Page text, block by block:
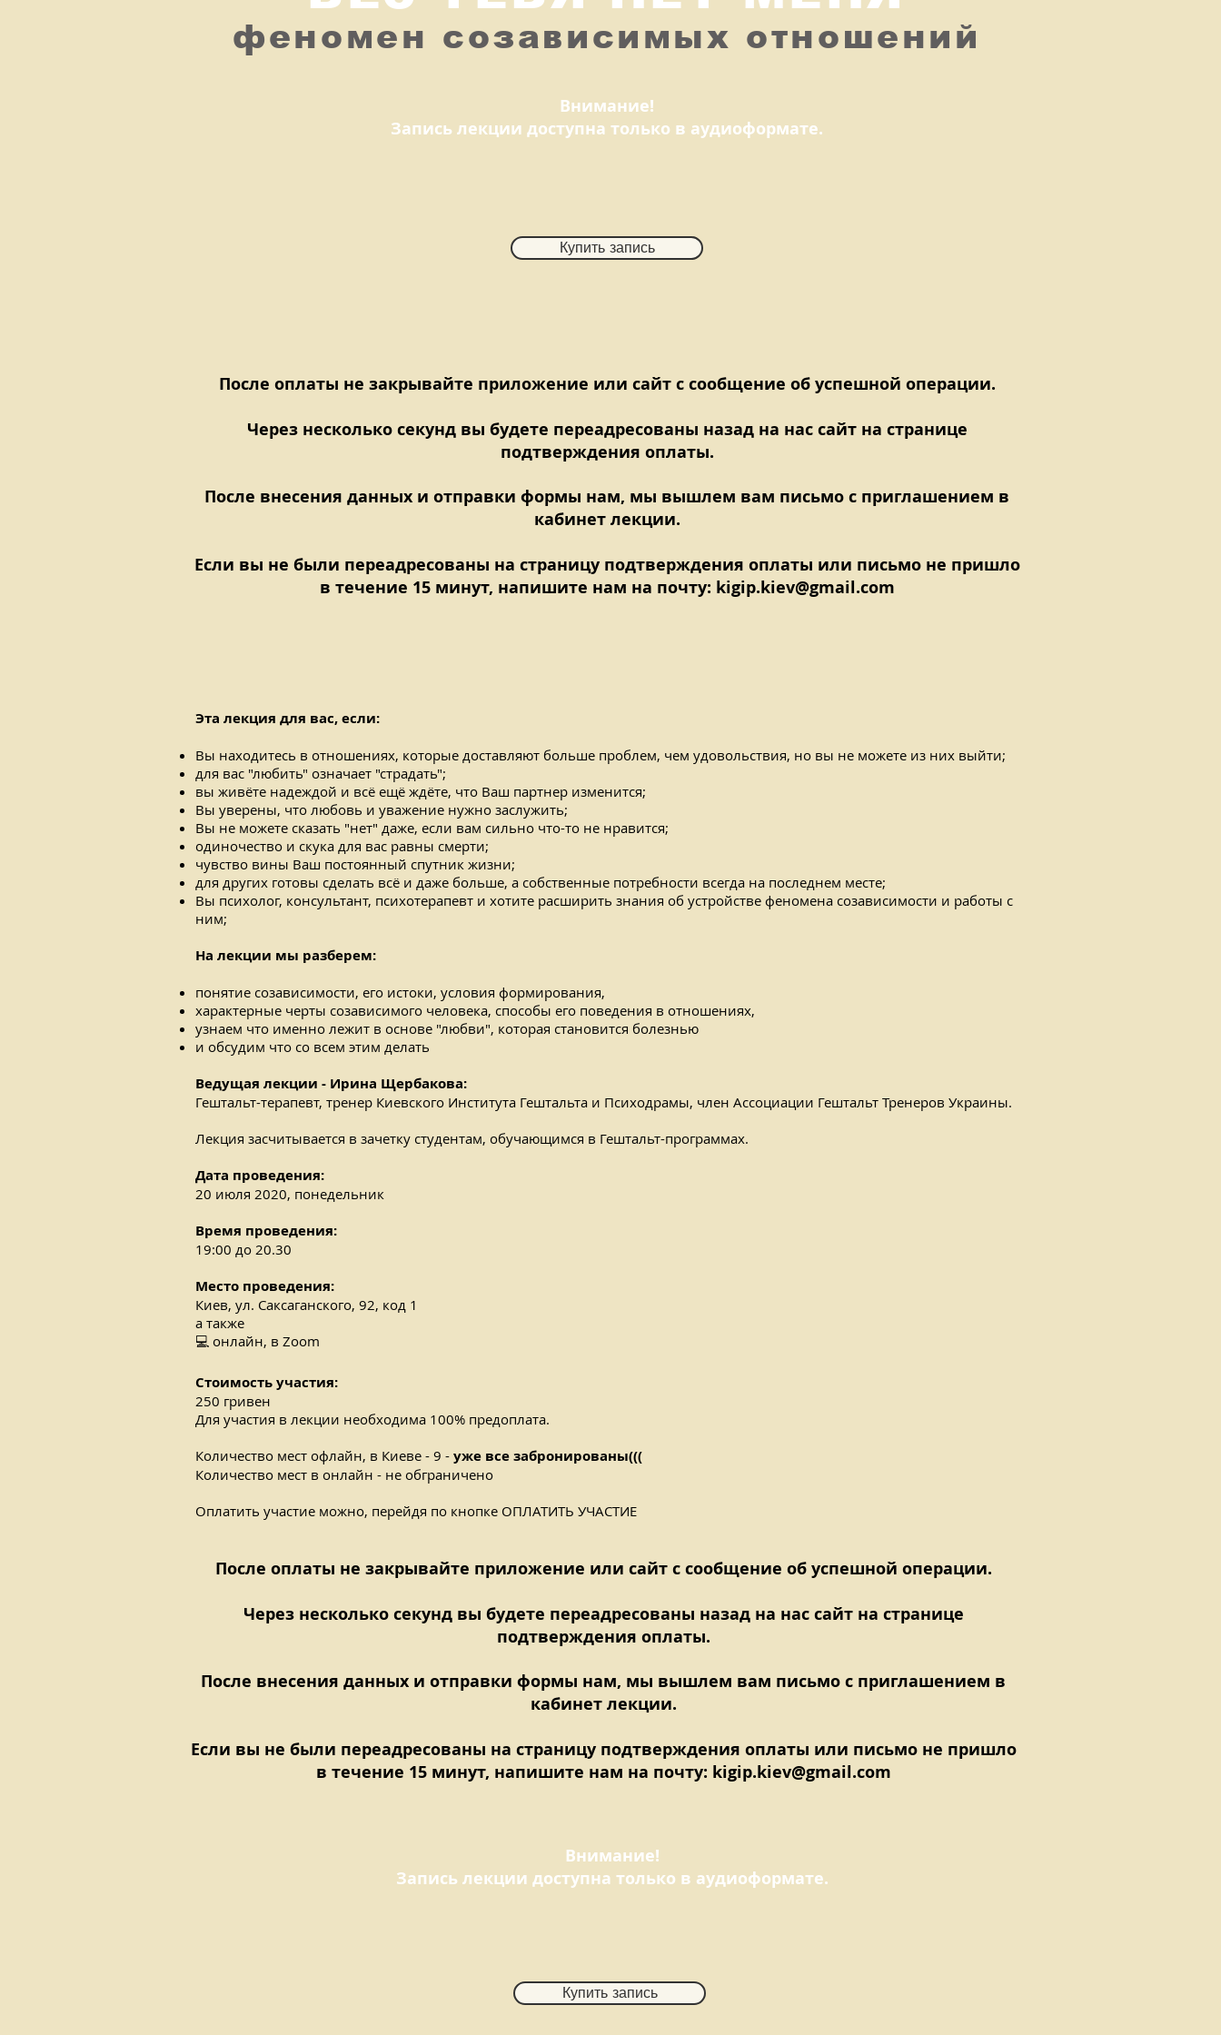
феномен созависимых отношений
Внимание!
Запись лекции доступна только в аудиоформате.
Купить запись
После оплаты не закрывайте приложение или сайт с сообщение об успешной операции.
Через несколько секунд вы будете переадресованы назад на нас сайт на странице
подтверждения оплаты.
После внесения данных и отправки формы нам, мы вышлем вам письмо с приглашением в
кабинет лекции.
Если вы не были переадресованы на страницу подтверждения оплаты или письмо не пришло
в течение 15 минут, напишите нам на почту: kigip.kiev@gmail.com
Эта лекция для вас, если:
Вы находитесь в отношениях, которые доставляют больше проблем, чем удовольствия, но вы не можете из них выйти;
для вас "любить" означает "страдать";
вы живёте надеждой и всё ещё ждёте, что Ваш партнер изменится;
Вы уверены, что любовь и уважение нужно заслужить;
Вы не можете сказать "нет" даже, если вам сильно что-то не нравится;
одиночество и скука для вас равны смерти;
чувство вины Ваш постоянный спутник жизни;
для других готовы сделать всё и даже больше, а собственные потребности всегда на последнем месте;
Вы психолог, консультант, психотерапевт и хотите расширить знания об устройстве феномена созависимости и работы с
ним;
На лекции мы разберем:
понятие созависимости, его истоки, условия формирования,
характерные черты созависимого человека, способы его поведения в отношениях,
узнаем что именно лежит в основе "любви", которая становится болезнью
и обсудим что со всем этим делать
Ведущая лекции - Ирина Щербакова:
Гештальт-терапевт, тренер Киевского Института Гештальта и Психодрамы, член Ассоциации Гештальт Тренеров Украины.
Лекция засчитывается в зачетку студентам, обучающимся в Гештальт-программах.
Дата проведения:
20 июля 2020, понедельник
Время проведения:
19:00 до 20.30
Место проведения:
Киев, ул. Саксаганского, 92, код 1
а также
💻 онлайн, в Zoom
Стоимость участия:
250 гривен
Для участия в лекции необходима 100% предоплата.
Количество мест офлайн, в Киеве - 9 - уже все забронированы(((
Количество мест в онлайн - не обграничено
Оплатить участие можно, перейдя по кнопке ОПЛАТИТЬ УЧАСТИЕ
После оплаты не закрывайте приложение или сайт с сообщение об успешной операции.
Через несколько секунд вы будете переадресованы назад на нас сайт на странице
подтверждения оплаты.
После внесения данных и отправки формы нам, мы вышлем вам письмо с приглашением в
кабинет лекции.
Если вы не были переадресованы на страницу подтверждения оплаты или письмо не пришло
в течение 15 минут, напишите нам на почту: kigip.kiev@gmail.com
Внимание!
Запись лекции доступна только в аудиоформате.
Купить запись